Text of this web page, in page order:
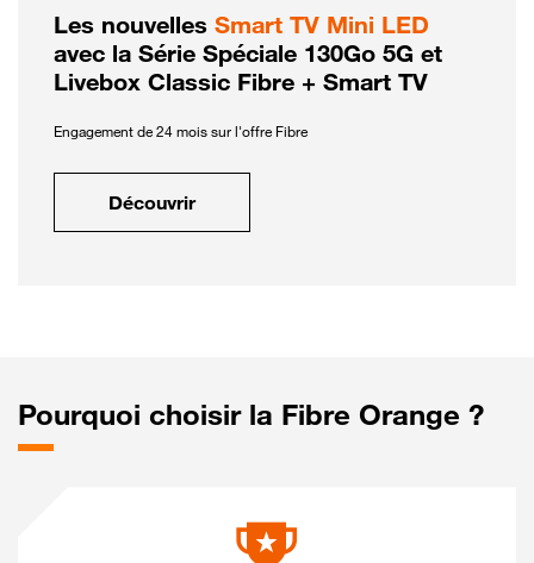
Les nouvelles Smart TV Mini LED
avec la Série Spéciale 130Go 5G et
Livebox Classic Fibre + Smart TV
Engagement de 24 mois sur l'offre Fibre
Découvrir
Pourquoi choisir la Fibre Orange ?